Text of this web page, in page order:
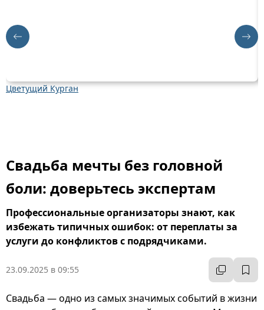
Цветущий Курган
Свадьба мечты без головной
боли: доверьтесь экспертам
Профессиональные организаторы знают, как
избежать типичных ошибок: от переплаты за
услуги до конфликтов с подрядчиками.
23.09.2025 в 09:55
Свадьба — одно из самых значимых событий в жизни